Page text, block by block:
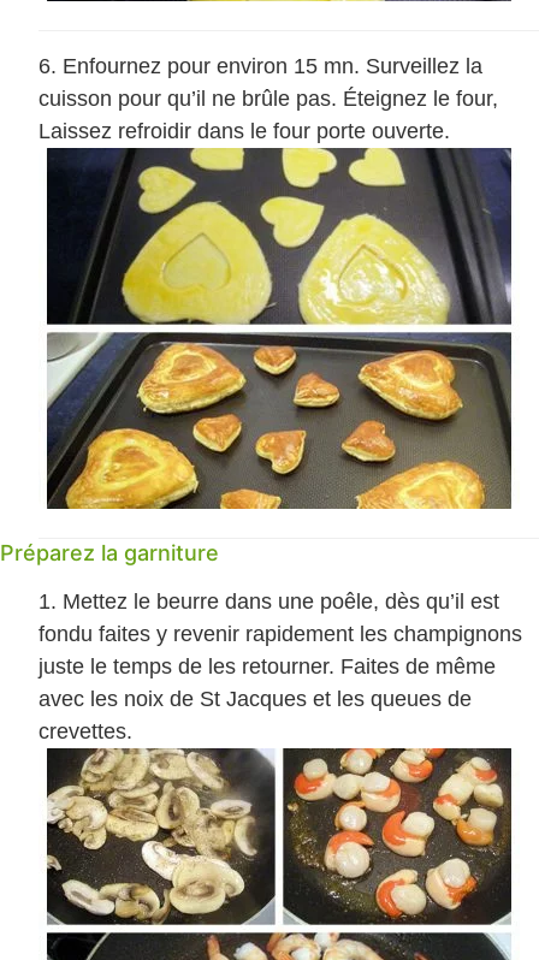
Enfournez pour environ 15 mn. Surveillez la
cuisson pour qu’il ne brûle pas. Éteignez le four,
Laissez refroidir dans le four porte ouverte.
Préparez la garniture
Mettez le beurre dans une poêle, dès qu’il est
fondu faites y revenir rapidement les champignons
juste le temps de les retourner. Faites de même
avec les noix de St Jacques et les queues de
crevettes.